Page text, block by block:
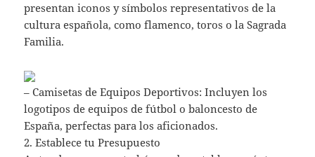
presentan iconos y símbolos representativos de la
cultura española, como flamenco, toros o la Sagrada
Familia.
– Camisetas de Equipos Deportivos: Incluyen los
logotipos de equipos de fútbol o baloncesto de
España, perfectas para los aficionados.
2. Establece tu Presupuesto